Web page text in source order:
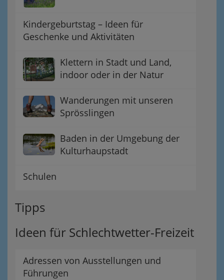
Kindergeburtstag – Ideen für
Geschenke und Aktivitäten
Klettern in Stadt und Land,
indoor oder in der Natur
Wanderungen mit unseren
Sprösslingen
Baden in der Umgebung der
Kulturhaupstadt
Schulen
Tipps
Ideen für Schlechtwetter-Freizeit
Adressen von Ausstellungen und
Führungen